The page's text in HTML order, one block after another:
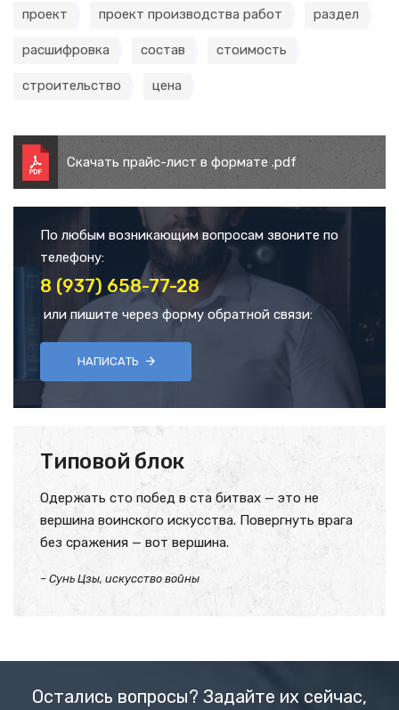
проект проект производства работ раздел
расшифровка состав стоимость
строительство цена
Скачать прайс-лист в формате .pdf
По любым возникающим вопросам звоните по
телефону:
8 (937) 658-77-28
или пишите через форму обратной связи:
НАПИСАТЬ
Типовой блок
Одержать сто побед в ста битвах — это не
вершина воинского искусства. Повергнуть врага
без сражения — вот вершина.
– Сунь Цзы, искусство войны
Остались вопросы? Задайте их сейчас,